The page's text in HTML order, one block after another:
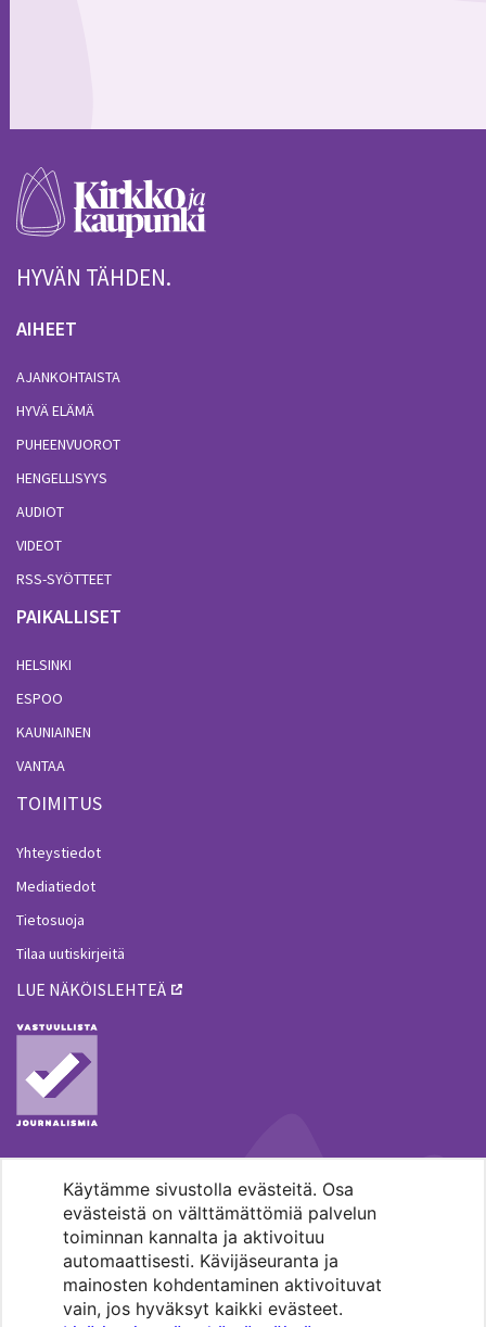
Käytämme sivustolla evästeitä. Osa
evästeistä on välttämättömiä palvelun
toiminnan kannalta ja aktivoituu
automaattisesti. Kävijäseuranta ja
mainosten kohdentaminen aktivoituvat
vain, jos hyväksyt kaikki evästeet.
HYVÄN TÄHDEN.
AIHEET
AJANKOHTAISTA
HYVÄ ELÄMÄ
PUHEENVUOROT
HENGELLISYYS
AUDIOT
VIDEOT
RSS-SYÖTTEET
PAIKALLISET
HELSINKI
ESPOO
KAUNIAINEN
VANTAA
TOIMITUS
Yhteystiedot
Mediatiedot
Tietosuoja
Tilaa uutiskirjeitä
LUE NÄKÖISLEHTEÄ
MENOHAKU